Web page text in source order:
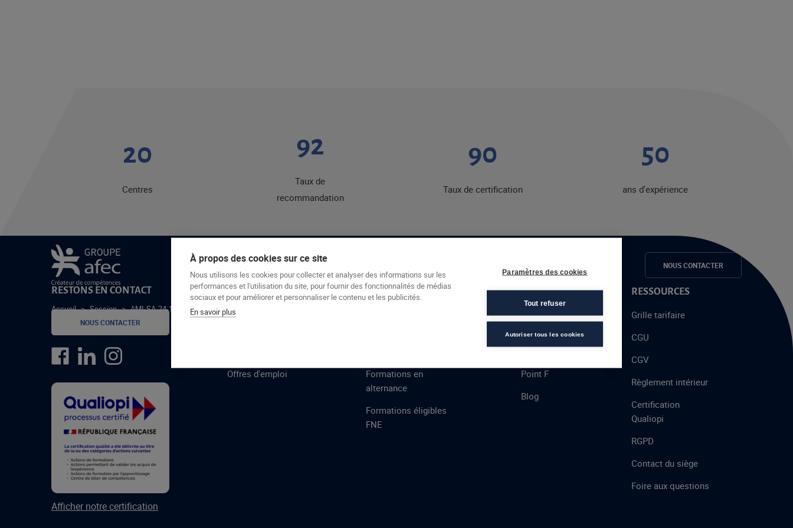
Le groupe Afec Formations Espace candidats NOUS CONTACTER
Accueil > Session > AMI-SA-24-1-A
20
Centres
92
Taux de
recommandation
90
Taux de certification
50
ans d'expérience
RESTONS EN CONTACT
NOUS CONTACTER
Afficher notre certification
GROUPE AFEC
Formations
Offres d'emploi
PRESTATIONS
Formations en
alternance
Formations éligibles
FNE
À PROPOS
Talent
Point F
Blog
RESSOURCES
Grille tarifaire
CGU
CGV
Règlement intérieur
Certification
Qualiopi
RGPD
Contact du siège
Foire aux questions
À propos des cookies sur ce site
Nous utilisons les cookies pour collecter et analyser des informations sur les
performances et l'utilisation du site, pour fournir des fonctionnalités de médias
sociaux et pour améliorer et personnaliser le contenu et les publicités.
En savoir plus
Paramètres des cookies
Tout refuser
Autoriser tous les cookies